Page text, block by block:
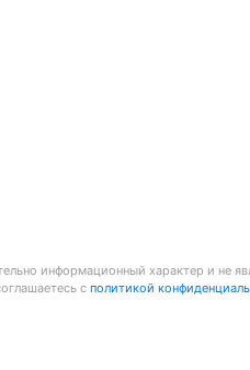
информационный характер и не
с политикой